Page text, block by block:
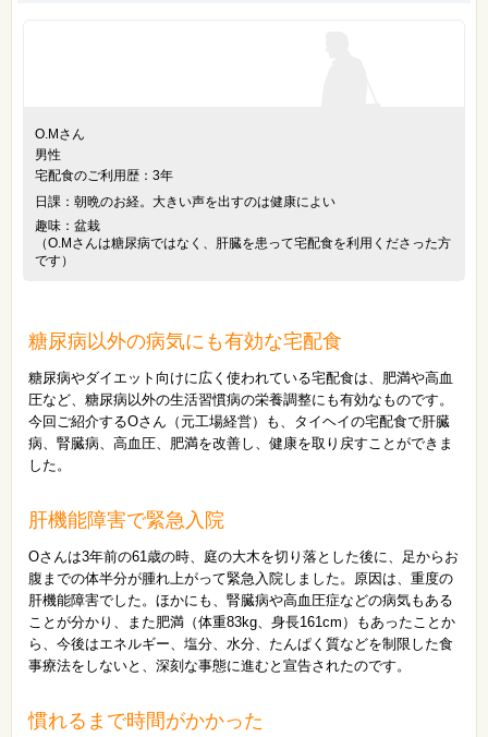
O.Mさん
男性
宅配食のご利用歴：3年
日課：朝晩のお経。大きい声を出すのは健康によい
趣味：盆栽
（O.Mさんは糖尿病ではなく、肝臓を患って宅配食を利用くださった方
です）
糖尿病以外の病気にも有効な宅配食
糖尿病やダイエット向けに広く使われている宅配食は、肥満や高血
圧など、糖尿病以外の生活習慣病の栄養調整にも有効なものです。
今回ご紹介するOさん（元工場経営）も、タイヘイの宅配食で肝臓
病、腎臓病、高血圧、肥満を改善し、健康を取り戻すことができま
した。
肝機能障害で緊急入院
Oさんは3年前の61歳の時、庭の大木を切り落とした後に、足からお
腹までの体半分が腫れ上がって緊急入院しました。原因は、重度の
肝機能障害でした。ほかにも、腎臓病や高血圧症などの病気もある
ことが分かり、また肥満（体重83kg、身長161cm）もあったことか
ら、今後はエネルギー、塩分、水分、たんぱく質などを制限した食
事療法をしないと、深刻な事態に進むと宣告されたのです。
慣れるまで時間がかかった